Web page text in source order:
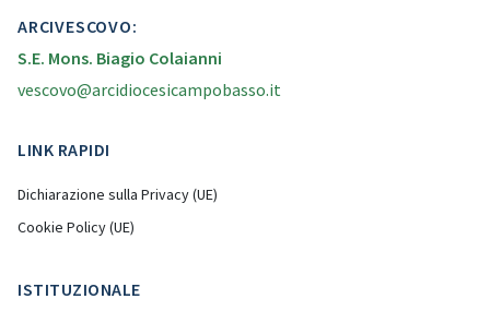
ARCIVESCOVO:
S.E. Mons. Biagio Colaianni
vescovo@arcidiocesicampobasso.it
LINK RAPIDI
Dichiarazione sulla Privacy (UE)
Cookie Policy (UE)
ISTITUZIONALE